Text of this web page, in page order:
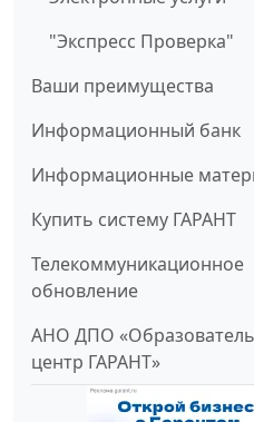
"Экспресс Проверка"
Ваши преимущества
Информационный банк
Информационные
Купить систему ГАРАНТ
Телекоммуникационное
обновление
АНО ДПО
центр ГАРАНТ»